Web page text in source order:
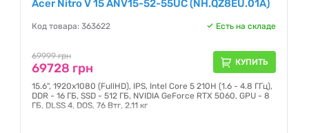
Acer Nitro V 15 ANV15-52-55UC (NH.QZ8EU.01A)
Код товара: 363622 Есть на складе
69999 грн
69728 грн КУПИТЬ
15.6", 1920х1080 (FullHD), IPS, Intel Core 5 210H (1.6 - 4.8 ГГц),
DDR - 16 ГБ, SSD - 512 ГБ, NVIDIA GeForce RTX 5060, GPU - 8
ГБ, DLSS 4, DOS, 76 Втг, 2.11 кг